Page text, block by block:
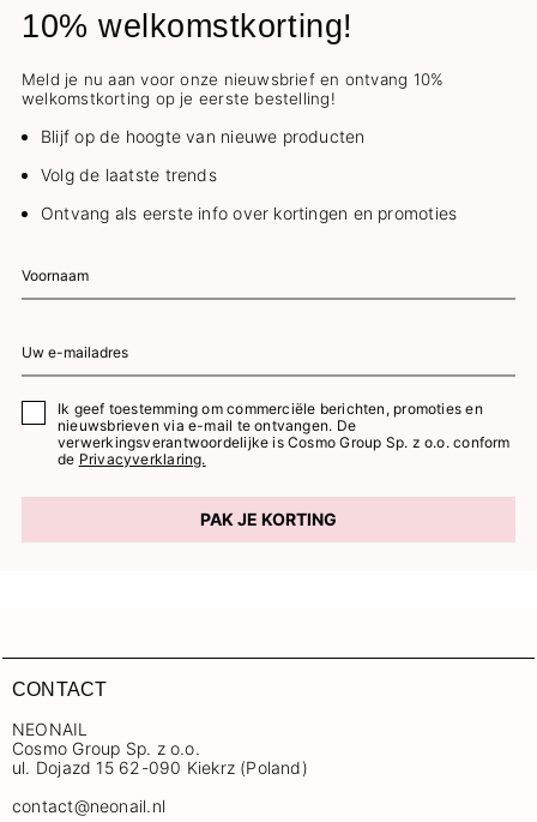
10% welkomstkorting!
Meld je nu aan voor onze nieuwsbrief en ontvang 10%
welkomstkorting op je eerste bestelling!
Blijf op de hoogte van nieuwe producten
Volg de laatste trends
Ontvang als eerste info over kortingen en promoties
Ik geef toestemming om commerciële berichten, promoties en
nieuwsbrieven via e-mail te ontvangen. De
verwerkingsverantwoordelijke is Cosmo Group Sp. z o.o. conform
de Privacyverklaring.
PAK JE KORTING
CONTACT
NEONAIL
Cosmo Group Sp. z o.o.
ul. Dojazd 15 62-090 Kiekrz (Poland)
contact@neonail.nl